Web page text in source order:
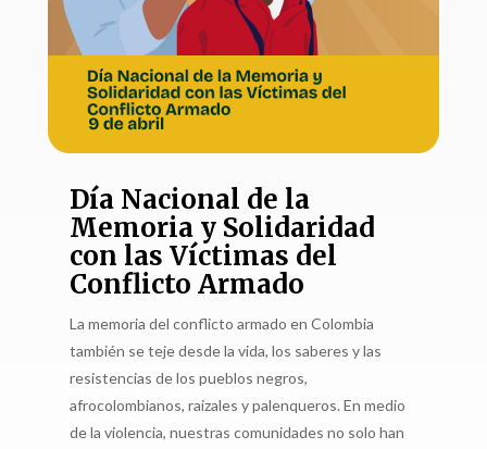
Día Nacional de la
Memoria y Solidaridad
con las Víctimas del
Conflicto Armado
La memoria del conflicto armado en Colombia
también se teje desde la vida, los saberes y las
resistencias de los pueblos negros,
afrocolombianos, raizales y palenqueros. En medio
de la violencia, nuestras comunidades no solo han